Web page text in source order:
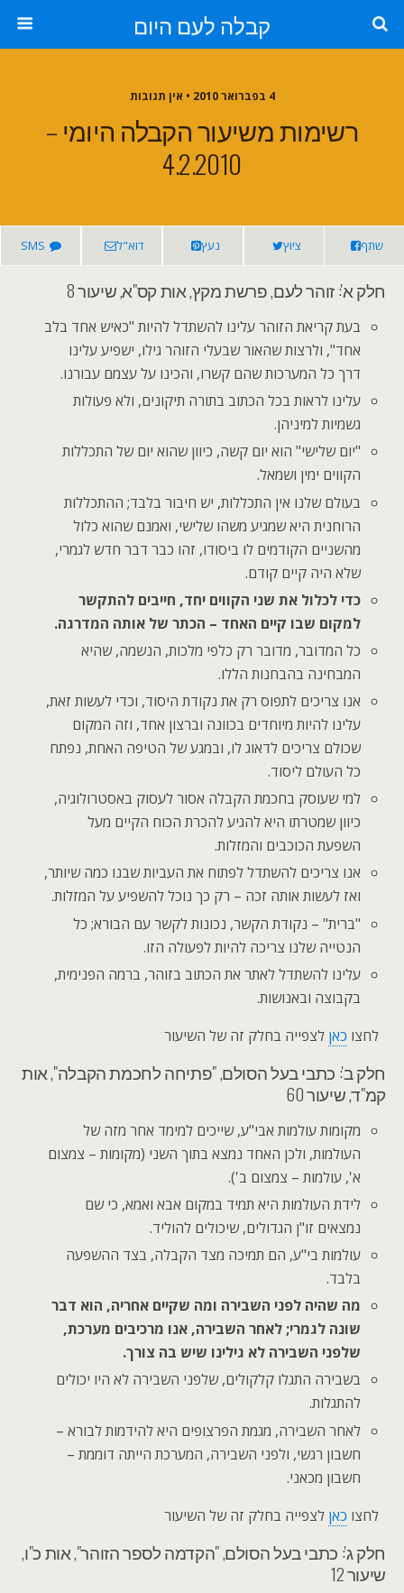
קבלה לעם היום
4 בפברואר 2010 • אין תגובות
רשימות משיעור הקבלה היומי –
4.2.2010
שתף ציוץ נעץ דוא"ל SMS
חלק א': זוהר לעם, פרשת מקץ, אות קס"א, שיעור 8
בעת קריאת הזוהר עלינו להשתדל להיות "כאיש אחד בלב
אחד", ולרצות שהאור שבעלי הזוהר גילו, ישפיע עלינו
דרך כל המערכות שהם קשרו, והכינו על עצמם עבורנו.
עלינו לראות בכל הכתוב בתורה תיקונים, ולא פעולות
גשמיות למיניהן.
"יום שלישי" הוא יום קשה, כיוון שהוא יום של התכללות
הקווים ימין ושמאל.
בעולם שלנו אין התכללות, יש חיבור בלבד; ההתכללות
הרוחנית היא שמגיע משהו שלישי, ואמנם שהוא כלול
מהשניים הקודמים לו ביסודו, זהו כבר דבר חדש לגמרי,
שלא היה קיים קודם.
כדי לכלול את שני הקווים יחד, חייבים להתקשר
למקום שבו קיים האחד – הכתר של אותה המדרגה.
כל המדובר, מדובר רק כלפי מלכות, הנשמה, שהיא
המבחינה בהבחנות הללו.
אנו צריכים לתפוס רק את נקודת היסוד, וכדי לעשות זאת,
עלינו להיות מיוחדים בכוונה וברצון אחד, וזה המקום
שכולם צריכים לדאוג לו, ובמגע של הטיפה האחת, נפתח
כל העולם ליסוד.
למי שעוסק בחכמת הקבלה אסור לעסוק באסטרולוגיה,
כיוון שמטרתו היא להגיע להכרת הכוח הקיים מעל
השפעת הכוכבים והמזלות.
אנו צריכים להשתדל לפתוח את העביות שבנו כמה שיותר,
ואז לעשות אותה זכה – רק כך נוכל להשפיע על המזלות.
"ברית" – נקודת הקשר, נכונות לקשר עם הבורא; כל
הנטייה שלנו צריכה להיות לפעולה הזו.
עלינו להשתדל לאתר את הכתוב בזוהר, ברמה הפנימית,
בקבוצה ובאנושות.
לחצו כאן לצפייה בחלק זה של השיעור
חלק ב': כתבי בעל הסולם, "פתיחה לחכמת הקבלה", אות
קמ"ד, שיעור 60
מקומות עולמות אבי"ע, שייכים למימד אחר מזה של
העולמות, ולכן האחד נמצא בתוך השני (מקומות – צמצום
א', עולמות – צמצום ב').
לידת העולמות היא תמיד במקום אבא ואמא, כי שם
נמצאים זו"ן הגדולים, שיכולים להוליד.
עולמות בי"ע, הם תמיכה מצד הקבלה, בצד ההשפעה
בלבד.
מה שהיה לפני השבירה ומה שקיים אחריה, הוא דבר
שונה לגמרי; לאחר השבירה, אנו מרכיבים מערכת,
שלפני השבירה לא גילינו שיש בה צורך.
בשבירה התגלו קלקולים, שלפני השבירה לא היו יכולים
להתגלות.
לאחר השבירה, מגמת הפרצופים היא להידמות לבורא –
חשבון רגשי, ולפני השבירה, המערכת הייתה דוממת –
חשבון מכאני.
לחצו כאן לצפייה בחלק זה של השיעור
חלק ג': כתבי בעל הסולם, "הקדמה לספר הזוהר", אות כ"ו,
שיעור 12